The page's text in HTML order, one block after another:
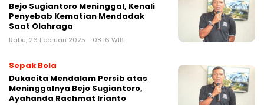
Bejo Sugiantoro Meninggal, Kenali
Penyebab Kematian Mendadak
Saat Olahraga
Rabu, 26 Februari 2025 - 08:16 WIB
Sepak Bola
Dukacita Mendalam Persib atas
Meninggalnya Bejo Sugiantoro,
Ayahanda Rachmat Irianto